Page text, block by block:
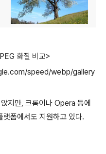
화질 비교>
speed/webp/gallery
지만, 크롬이나 Opera 등에
폼에서도 지원하고 있다.